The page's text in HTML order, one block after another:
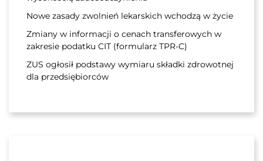
Nowe zasady zwolnień lekarskich wchodzą w życie
Zmiany w informacji o cenach transferowych w
zakresie podatku CIT (formularz TPR-C)
ZUS ogłosił podstawy wymiaru składki zdrowotnej
dla przedsiębiorców